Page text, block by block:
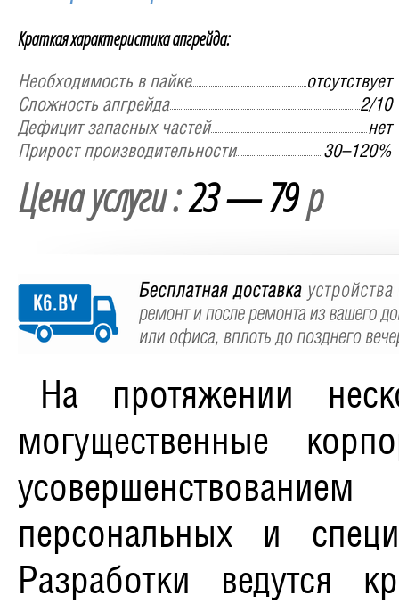
Краткая характеристика апгрейда:
Необходимость в пайке
отсутствует
Сложность апгрейда
2/10
Дефицит запасных частей
нет
Прирост производительности
30–120%
Цена услуги :23 — 79р
На протяжении
могущественные
персональных и
Разработки ведутся